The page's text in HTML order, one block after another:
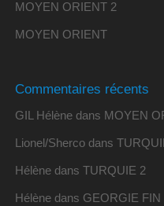
MOYEN ORIENT 2
MOYEN ORIENT
Commentaires récents
GIL Hélènedans MOYEN
Lionel/Shercodans
Hélènedans TURQUIE 2
Hélènedans GEORGIE FIN